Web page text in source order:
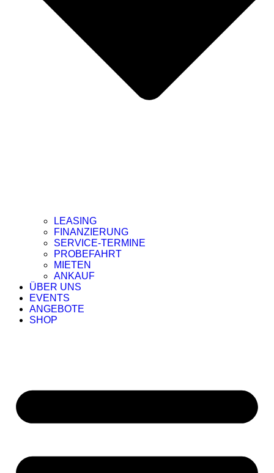
LEASING
FINANZIERUNG
SERVICE-TERMINE
PROBEFAHRT
MIETEN
ANKAUF
ÜBER UNS
EVENTS
ANGEBOTE
SHOP